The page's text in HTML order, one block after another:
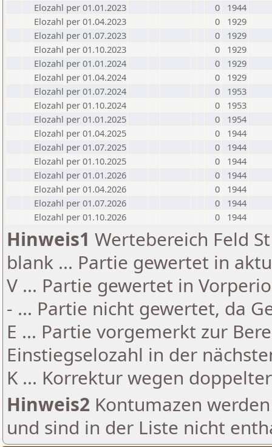
Elozahl per 01.01.2023
0
1944
Elozahl per 01.04.2023
0
1929
Elozahl per 01.07.2023
0
1929
Elozahl per 01.10.2023
0
1929
Elozahl per 01.01.2024
0
1929
Elozahl per 01.04.2024
0
1929
Elozahl per 01.07.2024
0
1953
Elozahl per 01.10.2024
0
1953
Elozahl per 01.01.2025
0
1954
Elozahl per 01.04.2025
0
1944
Elozahl per 01.07.2025
0
1944
Elozahl per 01.10.2025
0
1944
Elozahl per 01.01.2026
0
1944
Elozahl per 01.04.2026
0
1944
Elozahl per 01.07.2026
0
1944
Elozahl per 01.10.2026
0 1944
Hinweis1 Wertebereich Feld
blank ... Partie gewertet in
V ... Partie gewertet in
- ... Partie nicht gewertet, da
E ... Partie vorgemerkt zur
Einstiegselozahl in der
K ... Korrektur wegen
Hinweis2 Kontumazen
und sind in der Liste nicht